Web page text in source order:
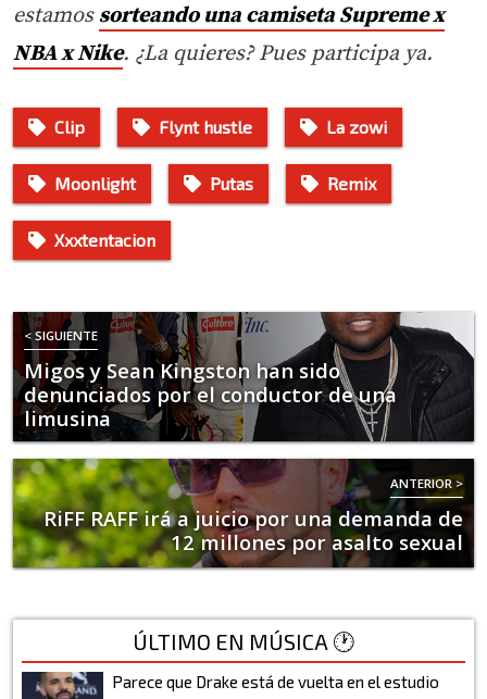
estamos sorteando una camiseta Supreme x
NBA x Nike. ¿La quieres? Pues participa ya.
Clip Flynt hustle La zowi
Moonlight Putas Remix
Xxxtentacion
< SIGUIENTE
Migos y Sean Kingston han sido
denunciados por el conductor de una
limusina
ANTERIOR >
RiFF RAFF irá a juicio por una demanda de
12 millones por asalto sexual
ÚLTIMO EN MÚSICA 🕐
Parece que Drake está de vuelta en el estudio